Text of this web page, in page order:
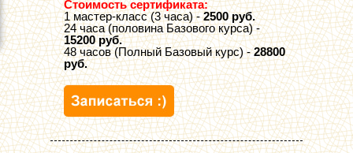
Стоимость сертификата:
1 мастер-класс (3 часа) -2500 руб.
24 часа (половина Базового курса) -
15200 руб.
48 часов (Полный Базовый курс) -28800
руб.